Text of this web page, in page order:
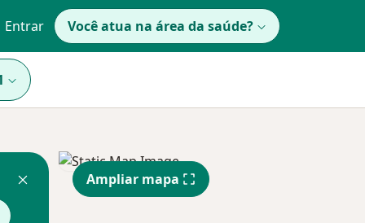
Entrar Você atua na área da saúde?
Ampliar mapa